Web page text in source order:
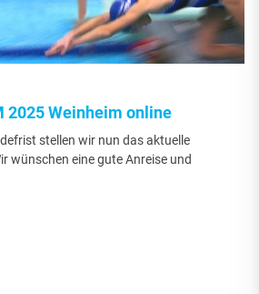
2025 Weinheim online
stellen wir nun das aktuelle
wünschen eine gute Anreise und